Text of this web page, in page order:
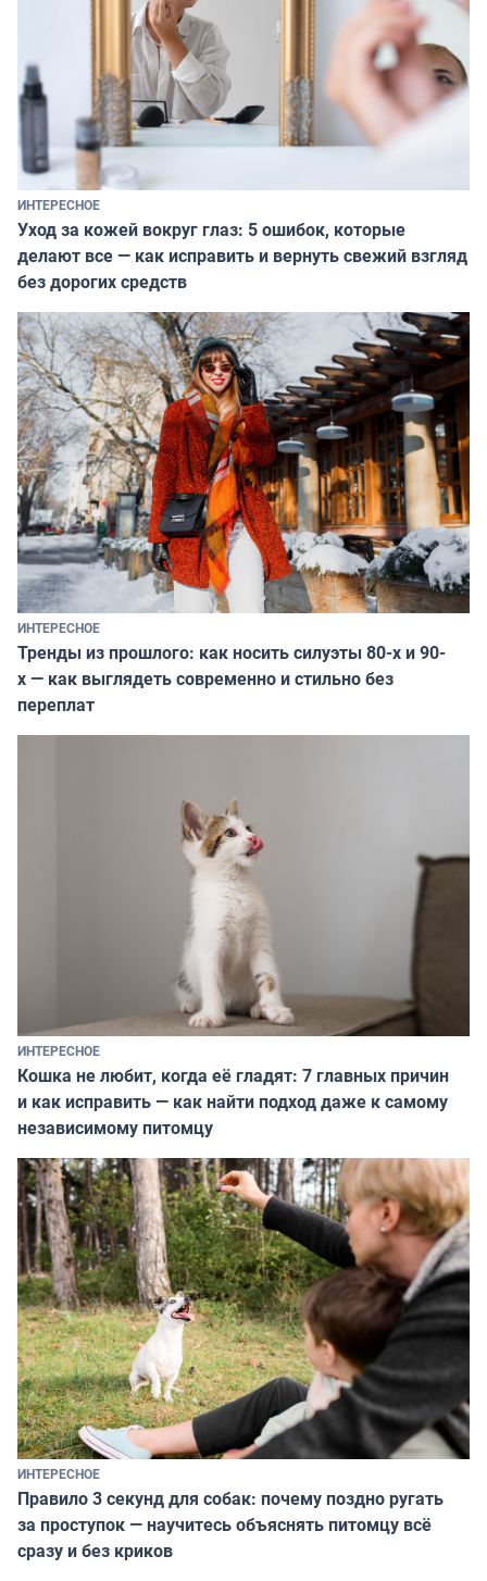
ИНТЕРЕСНОЕ
Уход за кожей вокруг глаз: 5 ошибок, которые
делают все — как исправить и вернуть свежий взгляд
без дорогих средств
ИНТЕРЕСНОЕ
Тренды из прошлого: как носить силуэты 80-х и 90-
х — как выглядеть современно и стильно без
переплат
ИНТЕРЕСНОЕ
Кошка не любит, когда её гладят: 7 главных причин
и как исправить — как найти подход даже к самому
независимому питомцу
ИНТЕРЕСНОЕ
Правило 3 секунд для собак: почему поздно ругать
за проступок — научитесь объяснять питомцу всё
сразу и без криков